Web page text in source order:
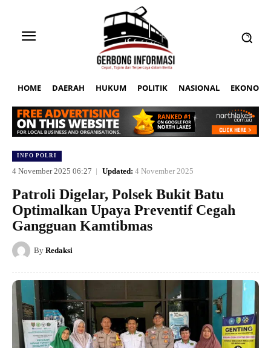
HOME DAERAH HUKUM POLITIK NASIONAL EKONOMI
INFO POLRI
4 November 2025 06:27 Updated: 4 November 2025
Patroli Digelar, Polsek Bukit Batu
Optimalkan Upaya Preventif Cegah
Gangguan Kamtibmas
By Redaksi